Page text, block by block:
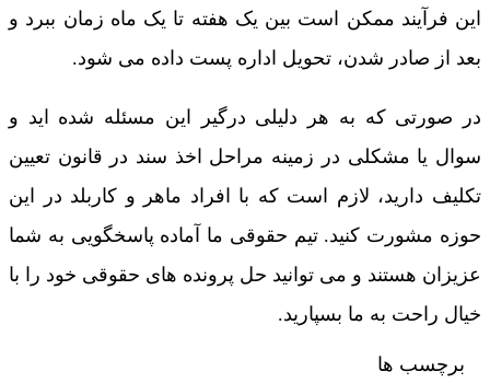
این فرآیند ممکن است بین یک هفته تا یک ماه زمان ببرد و
بعد از صادر شدن، تحویل اداره پست داده می شود.
در صورتی که به هر دلیلی درگیر این مسئله شده اید و
سوال یا مشکلی در زمینه مراحل اخذ سند در قانون تعیین
تکلیف دارید، لازم است که با افراد ماهر و کاربلد در این
حوزه مشورت کنید. تیم حقوقی ما آماده پاسخگویی به شما
عزیزان هستند و می توانید حل پرونده های حقوقی خود را با
خیال راحت به ما بسپارید.
برچسب ها